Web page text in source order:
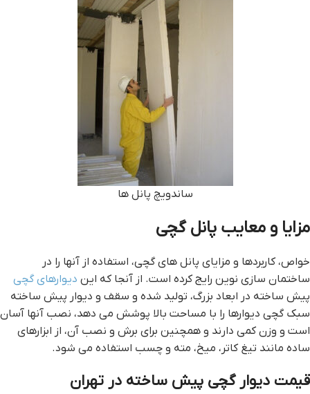
ساندویچ پانل ها
مزایا و معایب پانل گچی
خواص، کاربردها و مزایای پانل های گچی، استفاده از آنها را در
ساختمان سازی نوین رایج کرده است. از آنجا که این دیوارهای گچی
پیش ساخته در ابعاد بزرگ، تولید شده و سقف و دیوار پیش ساخته
سبک گچی دیوارها را با مساحت بالا پوشش می دهد، نصب آنها آسان
است و وزن کمی دارند و همچنین برای برش و نصب آن، از ابزارهای
ساده مانند تیغ کاتر، میخ، مته و چسب استفاده می شود.
قيمت ديوار گچي پيش ساخته در تهران